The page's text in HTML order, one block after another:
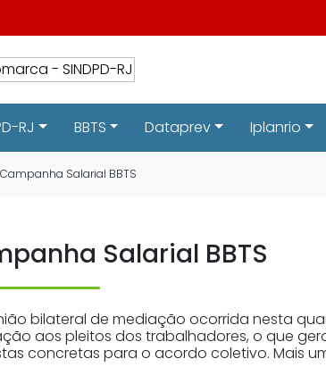
RJ BBTS Dataprev Iplanrio
Campanha Salarial BBTS
Salarial BBTS
bilateral de mediação ocorrida nesta
aos pleitos dos trabalhadores, o que
concretas para o acordo coletivo. Mais